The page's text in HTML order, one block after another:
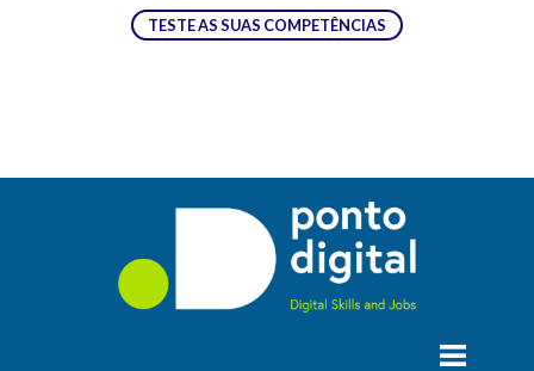
TESTE AS SUAS COMPETÊNCIAS